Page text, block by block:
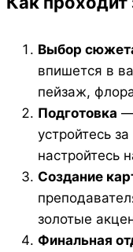
Выбор
впишется в
пейзаж,
Подготовка —
устройтесь
настройтесь
Создание
золотые
Финальная